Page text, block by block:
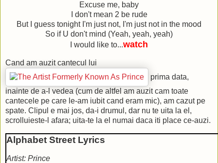
Excuse me, baby
I don't mean 2 be rude
But I guess tonight I'm just not, I'm just not in the mood
So if U don't mind (Yeah, yeah, yeah)
I would like to...watch
Cand am auzit cantecul lui
prima data,
inainte de a-l vedea (cum de altfel am auzit cam toate
cantecele pe care le-am iubit cand eram mic), am cazut pe
spate. Clipul e mai jos, da-i drumul, dar nu te uita la el,
scrolluieste-l afara; uita-te la el numai daca iti place ce-auzi.
Alphabet Street Lyrics
Artist: Prince